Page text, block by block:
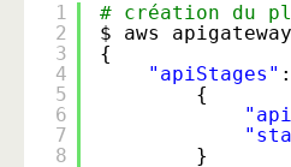
1
2
3
4
5
6
7
8
# création du
$ aws
{
"apiStages"
{
}